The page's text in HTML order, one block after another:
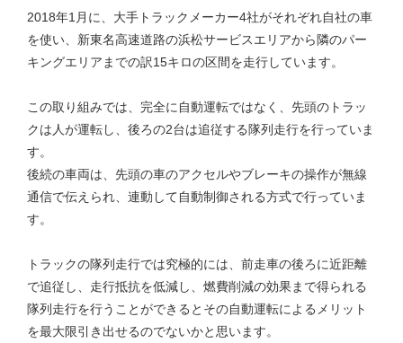
2018年1月に、大手トラックメーカー4社がそれぞれ自社の車
を使い、新東名高速道路の浜松サービスエリアから隣のパー
キングエリアまでの訳15キロの区間を走行しています。
この取り組みでは、完全に自動運転ではなく、先頭のトラッ
クは人が運転し、後ろの2台は追従する隊列走行を行っていま
す。
後続の車両は、先頭の車のアクセルやブレーキの操作が無線
通信で伝えられ、連動して自動制御される方式で行っていま
す。
トラックの隊列走行では究極的には、前走車の後ろに近距離
で追従し、走行抵抗を低減し、燃費削減の効果まで得られる
隊列走行を行うことができるとその自動運転によるメリット
を最大限引き出せるのでないかと思います。